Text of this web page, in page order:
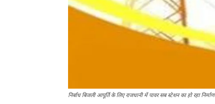
निर्बाध बिजली आपूर्ति के लिए राजधानी में पावर सब स्टेशन का हो रहा निर्माण